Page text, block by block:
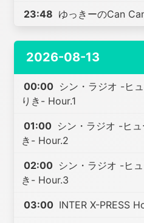
23:48 ゆっきーのCan
2026-08-13
00:00 シン・ラジオ -ヒ
りき- Hour.1
01:00 シン・ラジオ -ヒ
き- Hour.2
02:00 シン・ラジオ -ヒ
き- Hour.3
03:00 INTER X-PRESS